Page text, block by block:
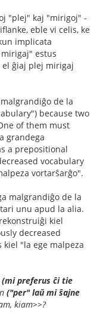
"plej" kaj "mirigoj" -
eble vi celis, ke
implicata
estus
ĝiaj plej mirigaj
de la
because two
of them must
grandega
a prepositional
vocabulary
vortarŝarĝo".
malgrandiĝo de la
unu apud la alia.
kiel
decreased
"la ege malpeza
(mi preferus ĉi tie
("per" laŭ mi ŝajne
kiam>>?